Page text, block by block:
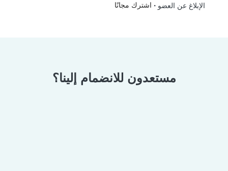
الإبلاغ عن العضو • اشترك مجانًا
مستعدون للانضمام إلينا؟